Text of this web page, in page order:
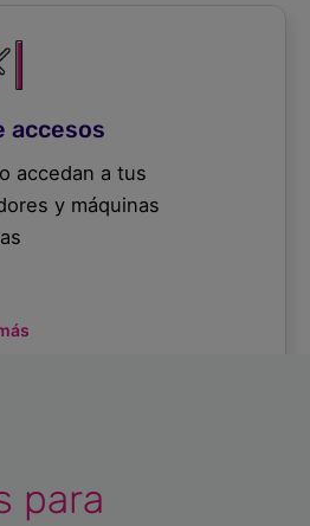
accesos
accedan a tus
y máquinas
para